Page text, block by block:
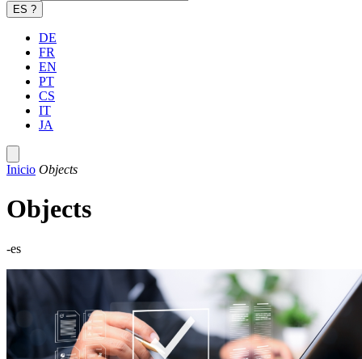
ES ?
DE
FR
EN
PT
CS
IT
JA
Inicio Objects
Objects
-es